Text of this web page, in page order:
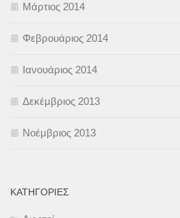
Μάρτιος 2014
Φεβρουάριος 2014
Ιανουάριος 2014
Δεκέμβριος 2013
Νοέμβριος 2013
KΑΤΗΓΟΡΊΕΣ